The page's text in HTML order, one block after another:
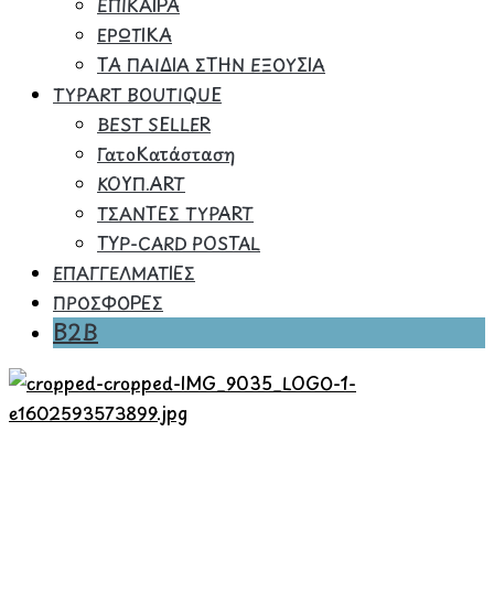
ΕΠΙΚΑΙΡΑ
ΕΡΩΤΙΚΑ
ΤΑ ΠΑΙΔΙΑ ΣΤΗΝ ΕΞΟΥΣΙΑ
TYPART BOUTIQUE
BEST SELLER
ΓατοΚατάσταση
ΚΟΥΠ.ART
ΤΣΑΝΤΕΣ TYPART
TYP-CARD POSTAL
ΕΠΑΓΓΕΛΜΑΤΙΕΣ
ΠΡΟΣΦΟΡΕΣ
B2B